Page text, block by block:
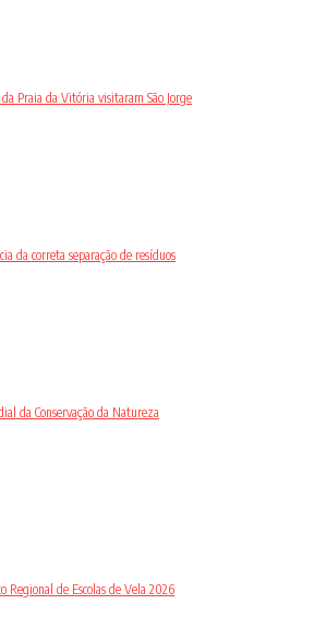
Praia da Vitória visitaram São Jorge
da correta separação de resíduos
da Conservação da Natureza
Regional de Escolas de Vela 2026